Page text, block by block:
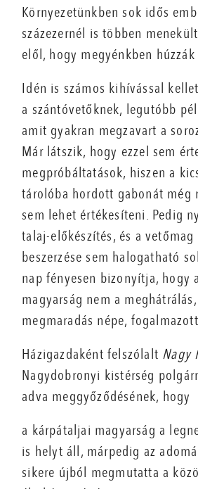
Környezetünkben sok idős
százezernél is többen
elől, hogy megyénkben
Idén is számos kihívással
a szántóvetőknek, legutóbb
amit gyakran megzavart a
Már látszik, hogy ezzel sem
megpróbáltatások, hiszen a
tárolóba hordott gabonát még
sem lehet értékesíteni. Pedig
talaj-előkészítés, és a vetőmag
beszerzése sem halogatható
nap fényesen bizonyítja, hogy
magyarság nem a
megmaradás népe,
Házigazdaként felszólalt Nagy
Nagydobronyi kistérség
adva meggyőződésének, hogy
a kárpátaljai magyarság a
is helyt áll, márpedig az
sikere újból megmutatta a